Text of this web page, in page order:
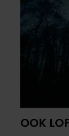
OOK